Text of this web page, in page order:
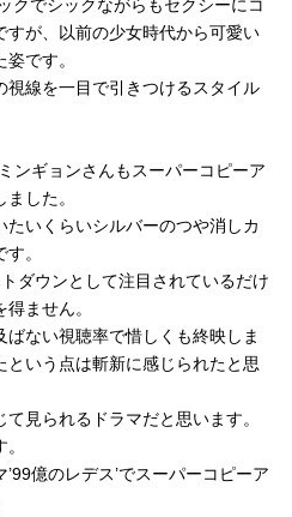
クでシックながらもセクシーにコ
すが、以前の少女時代から可愛い
です。
線を一目で引きつけるスタイル
ンギョンさんもスーパーコピーア
した。
いくらいシルバーのつや消しカ
。
トダウンとして注目されているだけ
ません。
ない視聴率で惜しくも終映しま
という点は斬新に感じられたと思
見られるドラマだと思います。
億のレデス’でスーパーコピーア